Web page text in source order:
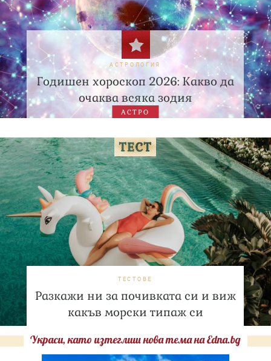
АСТРОЛОГИЯ
Годишен хороскоп 2026: Какво да
очаква всяка зодия
АСТРО
ТЕСТОВЕ
Разкажи ни за почивката си и виж
какъв морски типаж си
Украси, като изтеглиш нова тема на Edna.bg